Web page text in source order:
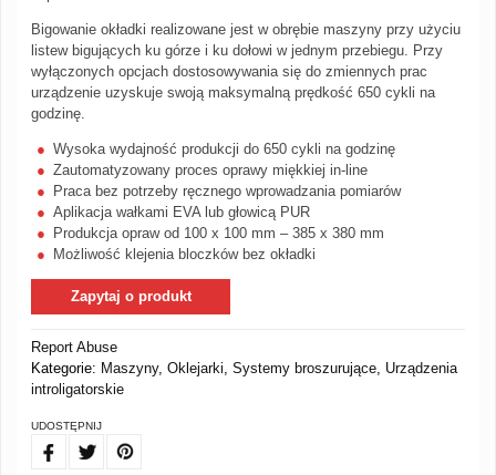
Bigowanie okładki realizowane jest w obrębie maszyny przy użyciu
listew bigujących ku górze i ku dołowi w jednym przebiegu. Przy
wyłączonych opcjach dostosowywania się do zmiennych prac
urządzenie uzyskuje swoją maksymalną prędkość 650 cykli na
godzinę.
Wysoka wydajność produkcji do 650 cykli na godzinę
Zautomatyzowany proces oprawy miękkiej in-line
Praca bez potrzeby ręcznego wprowadzania pomiarów
Aplikacja wałkami EVA lub głowicą PUR
Produkcja opraw od 100 x 100 mm – 385 x 380 mm
Możliwość klejenia bloczków bez okładki
Zapytaj o produkt
Report Abuse
Kategorie: Maszyny, Oklejarki, Systemy broszurujące, Urządzenia
introligatorskie
UDOSTĘPNIJ